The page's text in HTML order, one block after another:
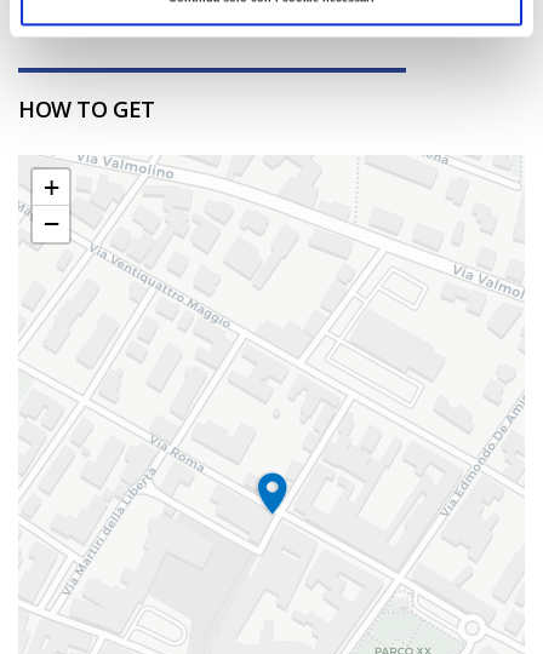
Redazione Ferrara e provincia
HOW TO GET
+
−